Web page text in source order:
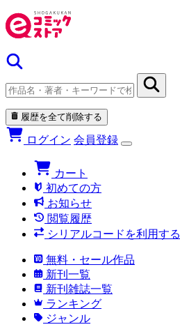
履歴を全て削除する
ログイン 会員登録
カート
初めての方
お知らせ
閲覧履歴
シリアルコードを利用する
無料・セール作品
新刊一覧
新刊雑誌一覧
ランキング
ジャンル